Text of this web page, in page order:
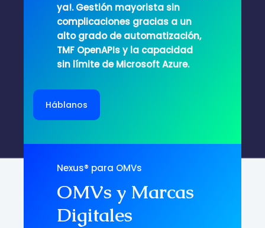
ya!. Gestión mayorista sin
complicaciones gracias a un
alto grado de automatización,
TMF OpenAPIs y la capacidad
sin límite de Microsoft Azure.
Háblanos
Nexus® para OMVs
OMVs y Marcas
Digitales